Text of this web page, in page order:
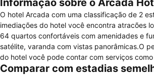
Informação sobre o Arcada
O hotel Arcada com uma classificação de 2
imediações do hotel você encontra atracões
64 quartos confortáveis com amenidades e
satélite, varanda com vistas panorâmicas.O
do hotel você pode contar com serviços
seco, serviço de engomadoria, lavandaria,
Comparar com estadias